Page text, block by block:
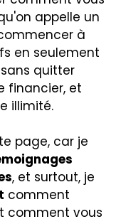
appelle un
à
en seulement
quitter
financier, et
illimité.
page, car je
, et surtout, je
comment
comment vous